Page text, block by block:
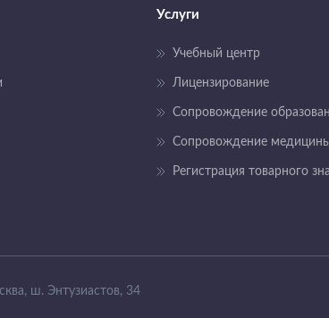
Услуги
Учебный центр
Лицензирование
Сопровождение
Сопровождение
Регистрация товарного
ш. Энтузиастов, 34